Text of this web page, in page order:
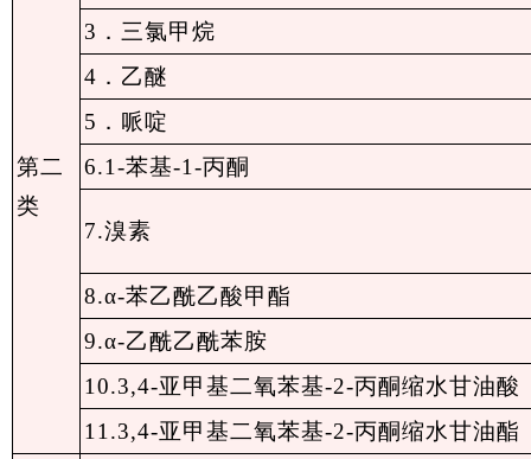
第二
类
3．三氯甲烷
4．乙醚
5．哌啶
6.1-苯基-1-丙酮
7.溴素
8.α-苯乙酰乙酸甲酯
9.α-乙酰乙酰苯胺
10.3,4-亚甲基二氧苯基-2-丙酮缩水甘油酸
11.3,4-亚甲基二氧苯基-2-丙酮缩水甘油酯